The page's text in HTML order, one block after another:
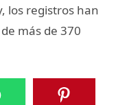
los registros han
más de 370